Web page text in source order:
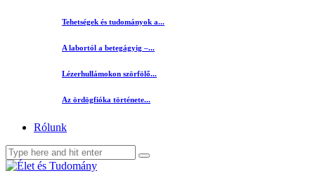
Tehetségek és tudományok a...
A labortól a betegágyig –...
Lézerhullámokon szörfölő...
Az ördögfióka története...
Rólunk